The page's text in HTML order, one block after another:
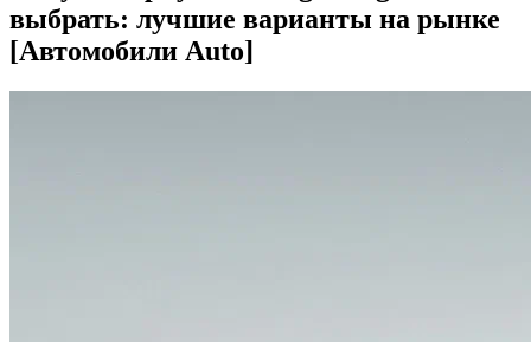
выбрать: лучшие варианты на рынке
[Автомобили Auto]